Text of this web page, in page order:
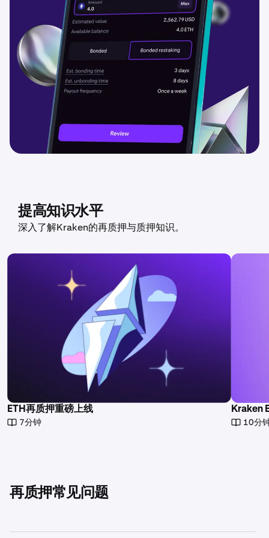
提高知识水平
深入了解Kraken的再质押与质押知识。
ETH再质押重磅上线
7分钟
Kraken
10分
再质押常见问题